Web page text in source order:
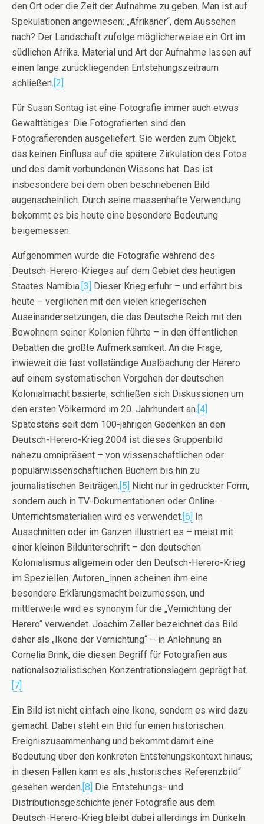
den Ort oder die Zeit der Aufnahme zu geben. Man ist auf
Spekulationen angewiesen: „Afrikaner“, dem Aussehen
nach? Der Landschaft zufolge möglicherweise ein Ort im
südlichen Afrika. Material und Art der Aufnahme lassen auf
einen lange zurückliegenden Entstehungszeitraum
schließen.[2]
Für Susan Sontag ist eine Fotografie immer auch etwas
Gewalttätiges: Die Fotografierten sind den
Fotografierenden ausgeliefert. Sie werden zum Objekt,
das keinen Einfluss auf die spätere Zirkulation des Fotos
und des damit verbundenen Wissens hat. Das ist
insbesondere bei dem oben beschriebenen Bild
augenscheinlich. Durch seine massenhafte Verwendung
bekommt es bis heute eine besondere Bedeutung
beigemessen.
Aufgenommen wurde die Fotografie während des
Deutsch-Herero-Krieges auf dem Gebiet des heutigen
Staates Namibia.[3] Dieser Krieg erfuhr – und erfährt bis
heute – verglichen mit den vielen kriegerischen
Auseinandersetzungen, die das Deutsche Reich mit den
Bewohnern seiner Kolonien führte – in den öffentlichen
Debatten die größte Aufmerksamkeit. An die Frage,
inwieweit die fast vollständige Auslöschung der Herero
auf einem systematischen Vorgehen der deutschen
Kolonialmacht basierte, schließen sich Diskussionen um
den ersten Völkermord im 20. Jahrhundert an.[4]
Spätestens seit dem 100-jährigen Gedenken an den
Deutsch-Herero-Krieg 2004 ist dieses Gruppenbild
nahezu omnipräsent – von wissenschaftlichen oder
populärwissenschaftlichen Büchern bis hin zu
journalistischen Beiträgen.[5] Nicht nur in gedruckter Form,
sondern auch in TV-Dokumentationen oder Online-
Unterrichtsmaterialien wird es verwendet.[6] In
Ausschnitten oder im Ganzen illustriert es – meist mit
einer kleinen Bildunterschrift – den deutschen
Kolonialismus allgemein oder den Deutsch-Herero-Krieg
im Speziellen. Autoren_innen scheinen ihm eine
besondere Erklärungsmacht beizumessen, und
mittlerweile wird es synonym für die „Vernichtung der
Herero“ verwendet. Joachim Zeller bezeichnet das Bild
daher als „Ikone der Vernichtung“ – in Anlehnung an
Cornelia Brink, die diesen Begriff für Fotografien aus
nationalsozialistischen Konzentrationslagern geprägt hat.
[7]
Ein Bild ist nicht einfach eine Ikone, sondern es wird dazu
gemacht. Dabei steht ein Bild für einen historischen
Ereigniszusammenhang und bekommt damit eine
Bedeutung über den konkreten Entstehungskontext hinaus;
in diesen Fällen kann es als „historisches Referenzbild“
gesehen werden.[8] Die Entstehungs- und
Distributionsgeschichte jener Fotografie aus dem
Deutsch-Herero-Krieg bleibt dabei allerdings im Dunkeln.